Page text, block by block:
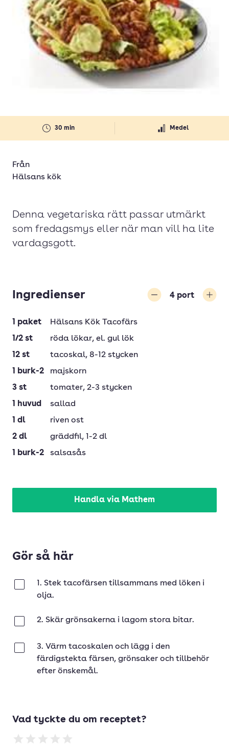
30 min Medel
Från
Hälsans kök
Denna vegetariska rätt passar utmärkt
som fredagsmys eller när man vill ha lite
vardagsgott.
Ingredienser 4 port
1 paket
Hälsans Kök Tacofärs
1/2 st röda lökar, el. gul lök
12 st tacoskal, 8-12 stycken
1
burk-2
majskorn
3 st tomater, 2-3 stycken
1
huvud
sallad
1 dl
riven ost
2 dl gräddfil, 1-2 dl
1
burk-2 salsasås
Handla via Mathem
Gör så här
1. Stek tacofärsen tillsammans med löken i
olja.
2. Skär grönsakerna i lagom stora bitar.
3. Värm tacoskalen och lägg i den
färdigstekta färsen, grönsaker och tillbehör
efter önskemål.
Vad tyckte du om receptet?